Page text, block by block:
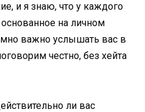
и я знаю, что у каждого
на личном
важно услышать вас в
честно, без хейта
ли вас